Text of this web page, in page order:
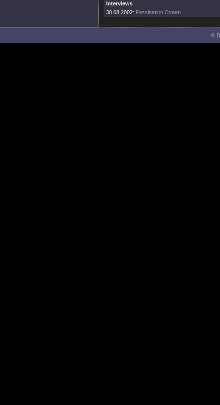
Interviews
30.08.2002: Faszination Ozean
©